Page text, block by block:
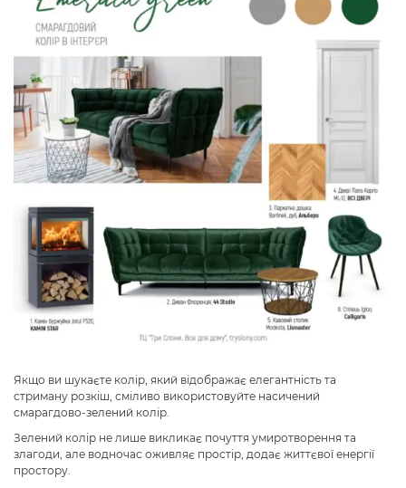
Якщо ви шукаєте колір, який відображає елегантність та
стриману розкіш, сміливо використовуйте насичений
смарагдово-зелений колір.
Зелений колір не лише викликає почуття умиротворення та
злагоди, але водночас оживляє простір, додає життєвої енергії
простору.